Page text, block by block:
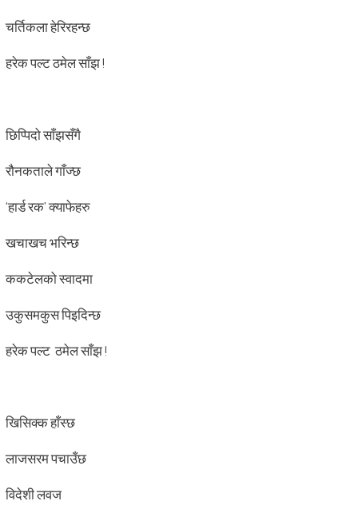
चर्तिकला हेरिरहन्छ
हरेक पल्ट ठमेल साँझ !
छिप्पिदो साँझसँगै
रौनकताले गाँज्छ
‘हार्ड रक’ क्याफेहरु
खचाखच भरिन्छ
ककटेलको स्वादमा
उकुसमकुस पिइदिन्छ
हरेक पल्ट ठमेल साँझ !
खिसिक्क हाँस्छ
लाजसरम पचाउँछ
विदेशी लवज